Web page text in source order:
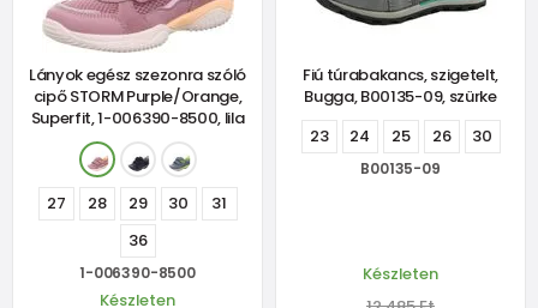
Lányok egész szezonra szóló
cipő STORM Purple/Orange,
Superfit, 1-006390-8500, lila
27 28 29 30
31
36
1-006390-8500
Készleten
Fiú túrabakancs, szigetelt,
Bugga, B00135-09, szürke
23
24 25 26 30
B00135-09
Készleten